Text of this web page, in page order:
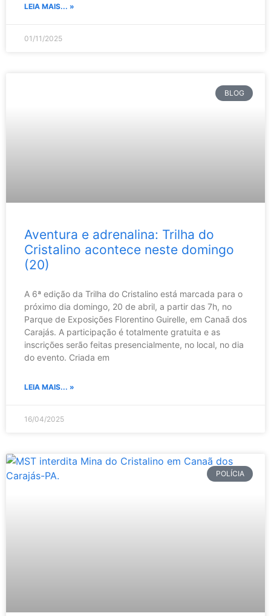
LEIA MAIS... »
01/11/2025
BLOG
Aventura e adrenalina: Trilha do
Cristalino acontece neste domingo
(20)
A 6ª edição da Trilha do Cristalino está marcada para o
próximo dia domingo, 20 de abril, a partir das 7h, no
Parque de Exposições Florentino Guirelle, em Canaã dos
Carajás. A participação é totalmente gratuita e as
inscrições serão feitas presencialmente, no local, no dia
do evento. Criada em
LEIA MAIS... »
16/04/2025
POLÍCIA